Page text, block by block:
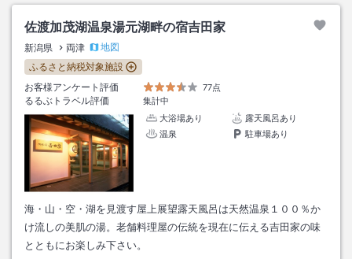
佐渡加茂湖温泉湯元湖畔の宿吉田家
新潟県 両津
地図
ふるさと納税対象施設
お客様アンケート評価
77点
るるぶトラベル評価
集計中
大浴場あり
露天風呂あり
温泉
駐車場あり
海・山・空・湖を見渡す屋上展望露天風呂は天然温泉１００％か
け流しの美肌の湯。老舗料理屋の伝統を現在に伝える吉田家の味
とともにお楽しみ下さい。